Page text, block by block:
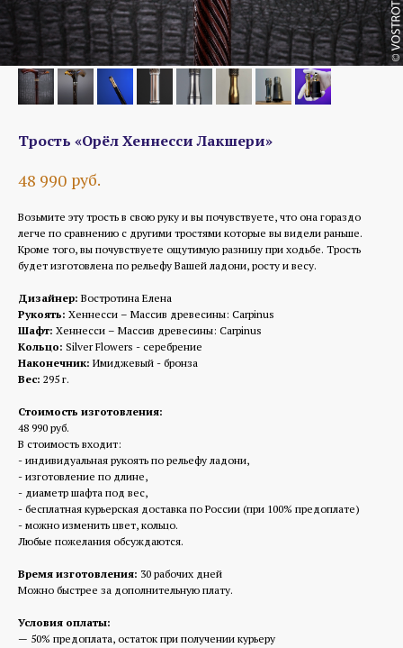
Трость «Орёл Хеннесси Лакшери»
48 990 руб.
Возьмите эту трость в свою руку и вы почувствуете, что она гораздо
легче по сравнению с другими тростями которые вы видели раньше.
Кроме того, вы почувствуете ощутимую разницу при ходьбе. Трость
будет изготовлена по рельефу Вашей ладони, росту и весу.
Дизайнер: Востротина Елена
Рукоять: Хеннесси – Массив древесины: Carpinus
Шафт: Хеннесси – Массив древесины: Carpinus
Кольцо: Silver Flowers - серебрение
Наконечник: Имиджевый - бронза
Вес: 295 г.
Стоимость изготовления:
48 990 руб.
В стоимость входит:
- индивидуальная рукоять по рельефу ладони,
- изготовление по длине,
- диаметр шафта под вес,
- бесплатная курьерская доставка по России (при 100% предоплате)
- можно изменить цвет, кольцо.
Любые пожелания обсуждаются.
Время изготовления: 30 рабочих дней
Можно быстрее за дополнительную плату.
Условия оплаты:
— 50% предоплата, остаток при получении курьеру